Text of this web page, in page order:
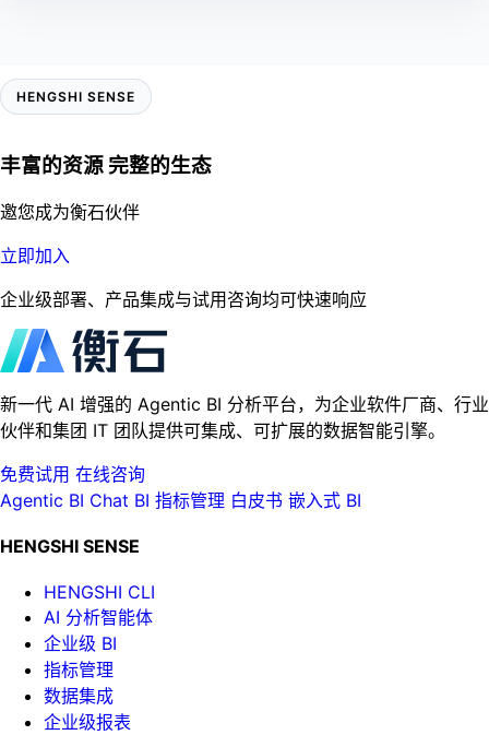
HENGSHI SENSE
丰富的资源 完整的生态
邀您成为衡石伙伴
立即加入
企业级部署、产品集成与试用咨询均可快速响应
新一代 AI 增强的 Agentic BI 分析平台，为企业软件厂商、行业
伙伴和集团 IT 团队提供可集成、可扩展的数据智能引擎。
免费试用 在线咨询
Agentic BI Chat BI 指标管理 白皮书 嵌入式 BI
HENGSHI SENSE
HENGSHI CLI
AI 分析智能体
企业级 BI
指标管理
数据集成
企业级报表